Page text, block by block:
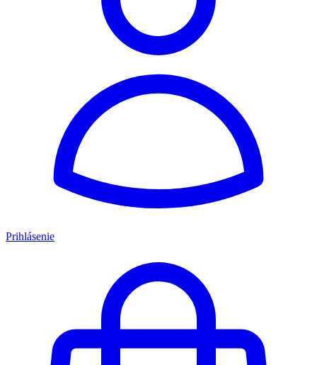
Prihlásenie